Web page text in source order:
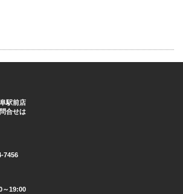
駅前店
合せは
7456
～19:00